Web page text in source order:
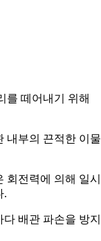
를 떼어내기 위해
내부의 끈적한 이
회전력에 의해 일
.
배관 파손을 방